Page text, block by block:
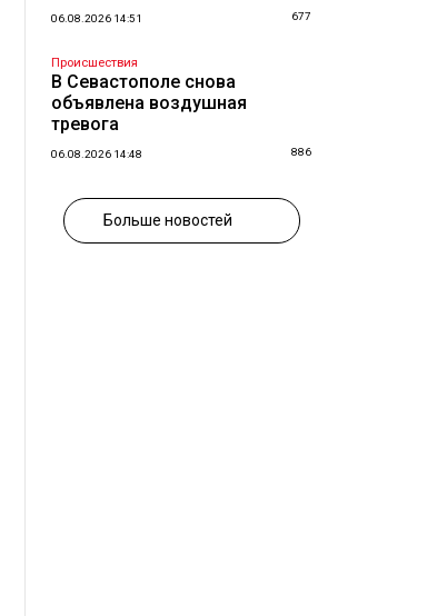
06.08.2026 14:51 677
Происшествия
В Севастополе снова
объявлена воздушная
тревога
06.08.2026 14:48 886
Больше новостей